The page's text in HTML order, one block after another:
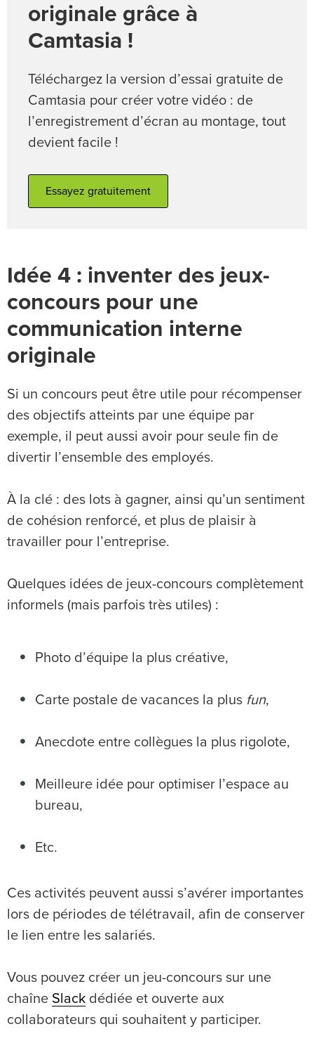
originale grâce à
Camtasia !
Téléchargez la version d’essai gratuite de
Camtasia pour créer votre vidéo : de
l’enregistrement d’écran au montage, tout
devient facile !
Essayez gratuitement
Idée 4 : inventer des jeux-
concours pour une
communication interne
originale
Si un concours peut être utile pour récompenser
des objectifs atteints par une équipe par
exemple, il peut aussi avoir pour seule fin de
divertir l’ensemble des employés.
À la clé : des lots à gagner, ainsi qu’un sentiment
de cohésion renforcé, et plus de plaisir à
travailler pour l’entreprise.
Quelques idées de jeux-concours complètement
informels (mais parfois très utiles) :
Photo d’équipe la plus créative,
Carte postale de vacances la plus fun,
Anecdote entre collègues la plus rigolote,
Meilleure idée pour optimiser l’espace au
bureau,
Etc.
Ces activités peuvent aussi s’avérer importantes
lors de périodes de télétravail, afin de conserver
le lien entre les salariés.
Vous pouvez créer un jeu-concours sur une
chaîne Slack dédiée et ouverte aux
collaborateurs qui souhaitent y participer.